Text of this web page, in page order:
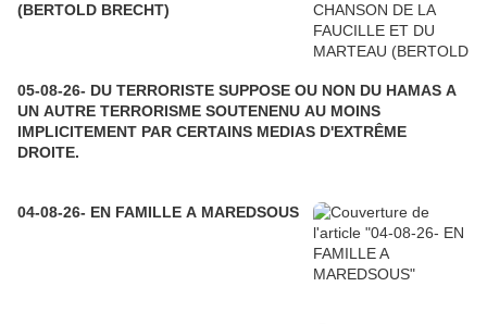
(BERTOLD BRECHT)
05-08-26- DU TERRORISTE SUPPOSE OU NON DU HAMAS A
UN AUTRE TERRORISME SOUTENENU AU MOINS
IMPLICITEMENT PAR CERTAINS MEDIAS D'EXTRÊME
DROITE.
04-08-26- EN FAMILLE A MAREDSOUS